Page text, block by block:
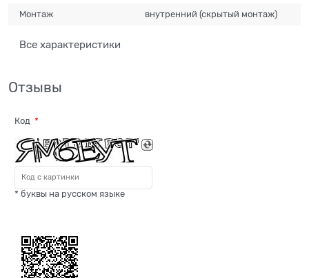
Монтаж внутренний (скрытый монтаж)
Все характеристики
Отзывы
Код
* буквы на русском языке